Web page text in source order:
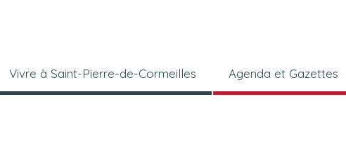
Vivre à Saint-Pierre-de-Cormeilles Agenda et Gazettes